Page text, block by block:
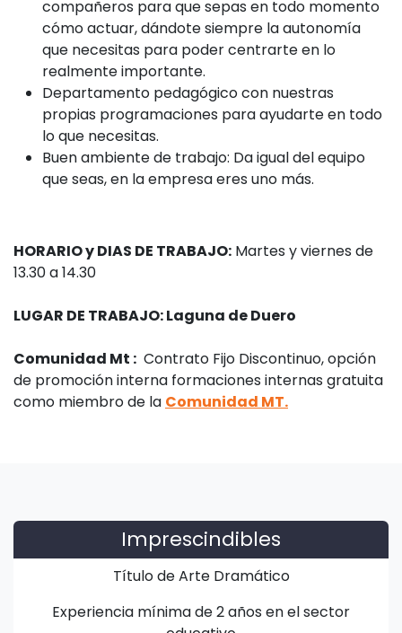
compañeros para que sepas en todo momento
cómo actuar, dándote siempre la autonomía
que necesitas para poder centrarte en lo
realmente importante.
Departamento pedagógico con nuestras
propias programaciones para ayudarte en todo
lo que necesitas.
Buen ambiente de trabajo: Da igual del equipo
que seas, en la empresa eres uno más.
HORARIO y DIAS DE TRABAJO: Martes y viernes de
13.30 a 14.30
LUGAR DE TRABAJO: Laguna de Duero
Comunidad Mt : Contrato Fijo Discontinuo, opción
de promoción interna formaciones internas gratuita
como miembro de la Comunidad MT.
Imprescindibles
Título de Arte Dramático
Experiencia mínima de 2 años en el sector